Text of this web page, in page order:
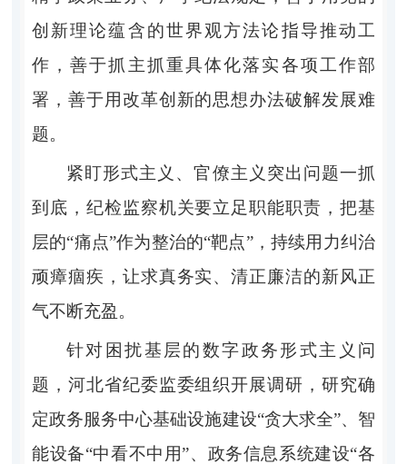
创新理论蕴含的世界观方法论指导推动工
作，善于抓主抓重具体化落实各项工作部
署，善于用改革创新的思想办法破解发展难
题。
紧盯形式主义、官僚主义突出问题一抓
到底，纪检监察机关要立足职能职责，把基
层的“痛点”作为整治的“靶点”，持续用力纠治
顽瘴痼疾，让求真务实、清正廉洁的新风正
气不断充盈。
针对困扰基层的数字政务形式主义问
题，河北省纪委监委组织开展调研，研究确
定政务服务中心基础设施建设“贪大求全”、智
能设备“中看不中用”、政务信息系统建设“各